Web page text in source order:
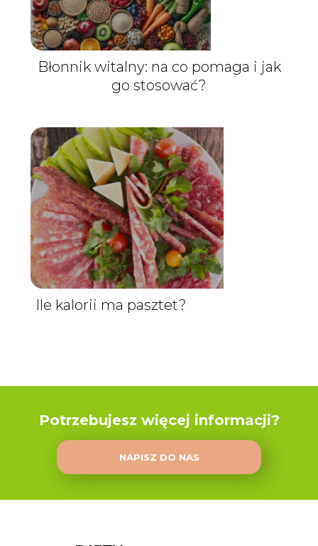
Błonnik witalny: na co pomaga i jak
go stosować?
Ile kalorii ma pasztet?
Potrzebujesz więcej informacji?
NAPISZ DO NAS